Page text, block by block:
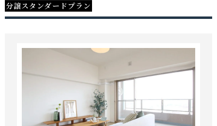
分譲スタンダードプラン